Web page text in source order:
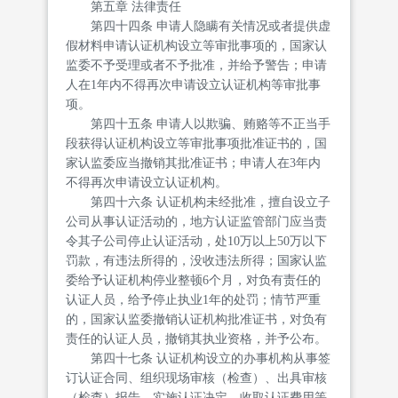
第五章 法律责任
第四十四条 申请人隐瞒有关情况或者提供虚
假材料申请认证机构设立等审批事项的，国家认
监委不予受理或者不予批准，并给予警告；申请
人在1年内不得再次申请设立认证机构等审批事
项。
第四十五条 申请人以欺骗、贿赂等不正当手
段获得认证机构设立等审批事项批准证书的，国
家认监委应当撤销其批准证书；申请人在3年内
不得再次申请设立认证机构。
第四十六条 认证机构未经批准，擅自设立子
公司从事认证活动的，地方认证监管部门应当责
令其子公司停止认证活动，处10万以上50万以下
罚款，有违法所得的，没收违法所得；国家认监
委给予认证机构停业整顿6个月，对负有责任的
认证人员，给予停止执业1年的处罚；情节严重
的，国家认监委撤销认证机构批准证书，对负有
责任的认证人员，撤销其执业资格，并予公布。
第四十七条 认证机构设立的办事机构从事签
订认证合同、组织现场审核（检查）、出具审核